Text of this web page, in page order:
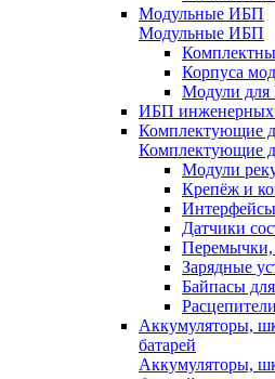
Модульные ИБП
Модульные ИБП
Корпуса
Модули
ИБП инженерных
Комплектующие
Комплектующие
Модули
Крепёж и
Датчики
Перемычки,
Зарядные
Байпасы
Аккумуляторы,
батарей
Аккумуляторы,